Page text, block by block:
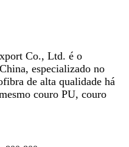
Co., Ltd. é o
especializado no
de alta qualidade há
couro PU, couro